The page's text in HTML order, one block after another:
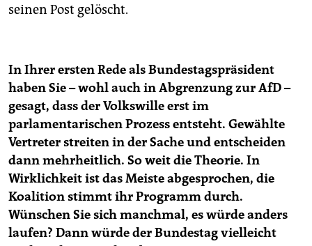
seinen Post gelöscht.
In Ihrer ersten Rede als Bundestagspräsident
haben Sie – wohl auch in Abgrenzung zur AfD –
gesagt, dass der Volkswille erst im
parlamentarischen Prozess entsteht. Gewählte
Vertreter streiten in der Sache und entscheiden
dann mehrheitlich. So weit die Theorie. In
Wirklichkeit ist das Meiste abgesprochen, die
Koalition stimmt ihr Programm durch.
Wünschen Sie sich manchmal, es würde anders
laufen? Dann würde der Bundestag vielleicht